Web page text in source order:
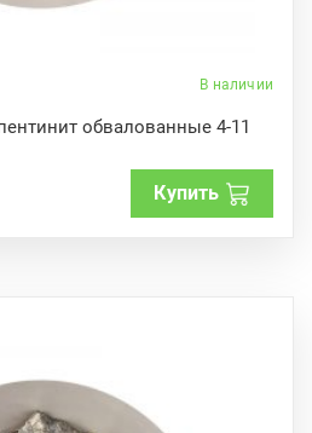
В наличии
обвалованные 4-11
Купить